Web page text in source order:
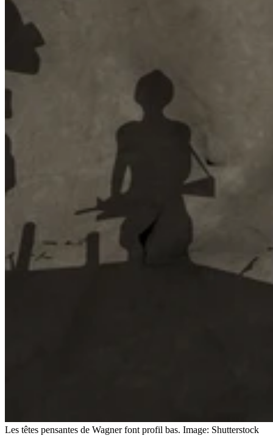
Les têtes pensantes de Wagner font profil bas. Image: Shutterstock